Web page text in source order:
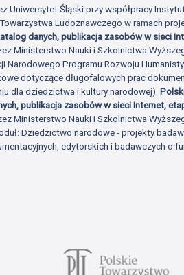
Uniwersytet Śląski przy współpracy
Ludoznawczego w ramach
danych, publikacja zasobów w sieci
Ministerstwo Nauki i Szkolnictwa
Narodowego Programu Rozwoju
dotyczące długofalowych prac
dla dziedzictwa i kultury narodowej).
publikacja zasobów w sieci Internet,
Ministerstwo Nauki i Szkolnictwa
Dziedzictwo narodowe - projekty
edytorskich i badawczych o